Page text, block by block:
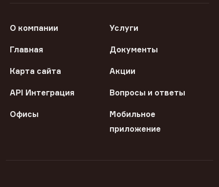
О компании Услуги
Главная Документы
Карта сайта Акции
API Интеграция Вопросы и ответы
Офисы
Мобильное
приложение